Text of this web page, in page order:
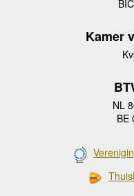
Kamer
NL
BE